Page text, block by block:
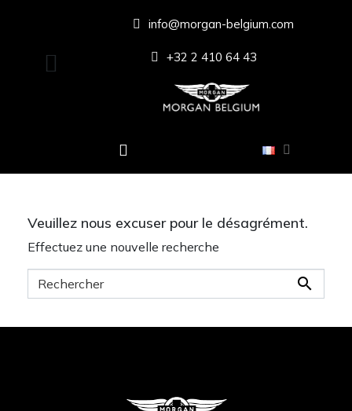
info@morgan-belgium.com
+32 2 410 64 43
Veuillez nous excuser pour le désagrément.
Effectuez une nouvelle recherche
